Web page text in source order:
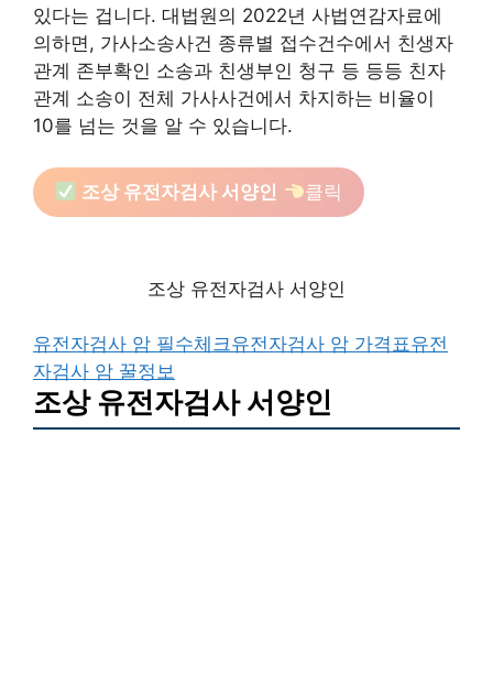
있다는 겁니다. 대법원의 2022년 사법연감자료에
의하면, 가사소송사건 종류별 접수건수에서 친생자
관계 존부확인 소송과 친생부인 청구 등 등등 친자
관계 소송이 전체 가사사건에서 차지하는 비율이
10를 넘는 것을 알 수 있습니다.
조상 유전자검사 서양인 클릭
조상 유전자검사 서양인
유전자검사 암 필수체크유전자검사 암 가격표유전
자검사 암 꿀정보
조상 유전자검사 서양인